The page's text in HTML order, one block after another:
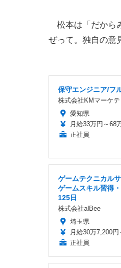
松本は「だから
ぜって。独自の意
保守エンジニア/フ
株式会社KMマーケ
愛知県
月給33万円～68
正社員
ゲームテクニカル
ゲームスキル習得
125日
株式会社alBee
埼玉県
月給30万7,200円
正社員